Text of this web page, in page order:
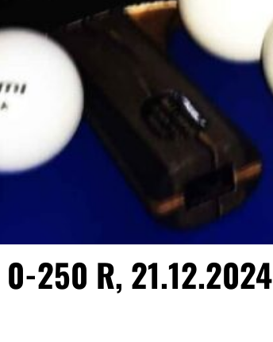
250 R, 21.12.2024